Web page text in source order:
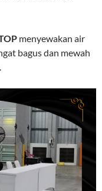
menyewakan air
bagus dan mewah